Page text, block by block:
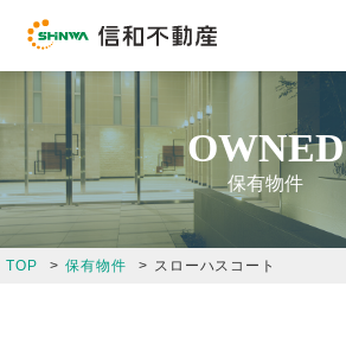
コンセプト
企業情報
OWNED
保有物件
TOP 保有物件 スローハスコート